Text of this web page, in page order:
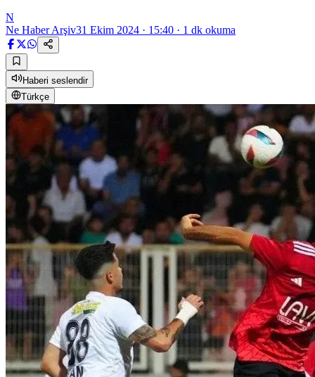
N
Ne Haber Arşiv31 Ekim 2024 · 15:40 · 1 dk okuma
Haberi seslendir
Türkçe